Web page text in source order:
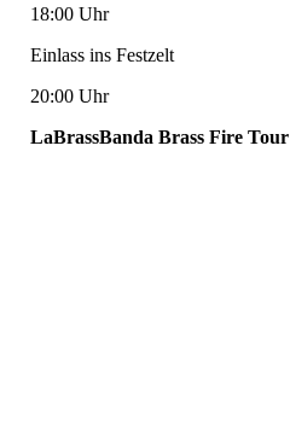
18:00 Uhr
Einlass ins Festzelt
20:00 Uhr
LaBrassBanda Brass Fire Tour